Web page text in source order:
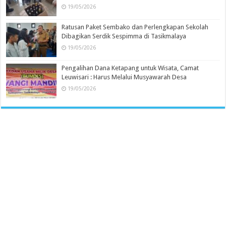
19/05/2026
Ratusan Paket Sembako dan Perlengkapan Sekolah
Dibagikan Serdik Sespimma di Tasikmalaya
19/05/2026
Pengalihan Dana Ketapang untuk Wisata, Camat
Leuwisari : Harus Melalui Musyawarah Desa
19/05/2026